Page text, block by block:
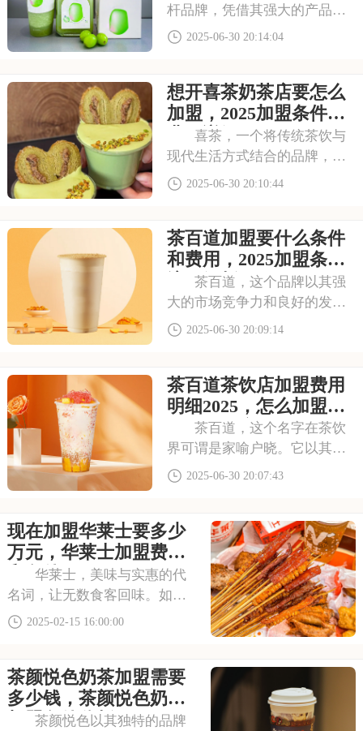
杆品牌，凭借其强大的产品研
发能力、精致的门店设计和高
是下沉市场，喜茶都展现出强
大的竞争力。以下是喜茶加盟
费需要多少钱开店，
2025-06-30 20:14:04
想开喜茶奶茶店要怎么
加盟，2025加盟条件及
费用详解
喜茶，一个将传统茶饮与
现代生活方式结合的品牌，以
其创新力和品质感迅速崛起。
表。对于想要加盟喜茶的创业
者，以下是想开喜茶奶茶店要
怎么加盟，2025
2025-06-30 20:10:44
茶百道加盟要什么条件
和费用，2025加盟条件
流程解析
茶百道，这个品牌以其强
大的市场竞争力和良好的发展
前景，吸引了众多投资者的关
盟要什么条件和费用，2025加
盟条件流程解析的具体分析！
希望能为您提供
2025-06-30 20:09:14
茶百道茶饮店加盟费用
明细2025，怎么加盟茶
百道饮品店
茶百道，这个名字在茶饮
界可谓是家喻户晓。它以其丰
富的产品线和独特的品牌风
许是一个不错的选择。那么，
加盟茶百道需要多少费用呢？
以下是茶百道茶饮店加
2025-06-30 20:07:43
现在加盟华莱士要多少
万元，华莱士加盟费用
和条件
华莱士，美味与实惠的代
名词，让无数食客回味。如果
你也想开一家备受欢迎的快餐
式和广泛的品牌影响力，还为
加盟商提供全面的支持。本文
将为你详细介绍现在加
2025-02-15 16:00:00
茶颜悦色奶茶加盟需要
多少钱，茶颜悦色奶茶
加盟条件分析
茶颜悦色以其独特的品牌